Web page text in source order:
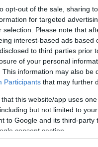
opt-out of the sale, sharing
for targeted
selection. Please note that
interest-based ads
to third parties prior
of your personal
This information may also be
Participants that may further
that this website/app uses
but not limited to
to Google and its third-
consent section.
e capaci di
perfetta per chi